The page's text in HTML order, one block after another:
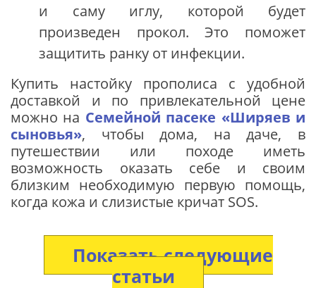
и саму иглу, которой будет
произведен прокол. Это поможет
защитить ранку от инфекции.
Купить настойку прополиса c удобной
доставкой и по привлекательной цене
можно на Семейной пасеке «Ширяев и
сыновья», чтобы дома, на даче, в
путешествии или походе иметь
возможность оказать себе и своим
близким необходимую первую помощь,
когда кожа и слизистые кричат SOS.
Показать следующие
статьи